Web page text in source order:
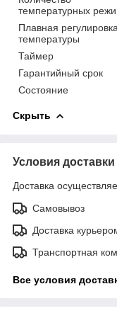
температурных
Плавная регулировка
температуры
Таймер
Гарантийный срок
Состояние
Скрыть
Условия доставки
Доставка
Самовывоз
Доставка
Транспортная
Все условия